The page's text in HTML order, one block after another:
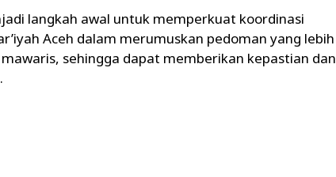
langkah awal untuk memperkuat koordinasi
Aceh dalam merumuskan pedoman yang lebih
sehingga dapat memberikan kepastian dan